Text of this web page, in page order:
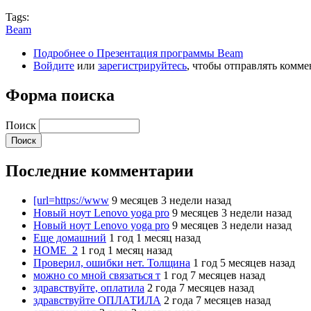
Tags:
Beam
Подробнее о Презентация программы Beam
Войдите или зарегистрируйтесь, чтобы отправлять
Форма поиска
Поиск
Последние комментарии
[url=https://www 9 месяцев 3 недели назад
Новый ноут Lenovo yoga pro 9 месяцев 3 недели назад
Новый ноут Lenovo yoga pro 9 месяцев 3 недели назад
Еще домашний 1 год 1 месяц назад
HOME_2 1 год 1 месяц назад
Проверил, ошибки нет. Толщина 1 год 5 месяцев назад
можно со мной связаться т 1 год 7 месяцев назад
здравствуйте, оплатила 2 года 7 месяцев назад
здравствуйте ОПЛАТИЛА 2 года 7 месяцев назад